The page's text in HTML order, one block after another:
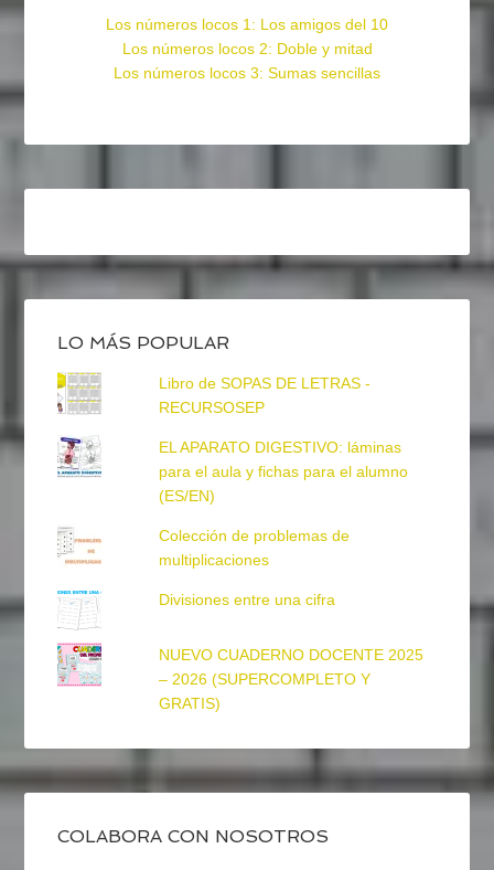
Los números locos 1: Los amigos del 10
Los números locos 2: Doble y mitad
Los números locos 3: Sumas sencillas
LO MÁS POPULAR
Libro de SOPAS DE LETRAS -
RECURSOSEP
EL APARATO DIGESTIVO: láminas
para el aula y fichas para el alumno
(ES/EN)
Colección de problemas de
multiplicaciones
Divisiones entre una cifra
NUEVO CUADERNO DOCENTE 2025
– 2026 (SUPERCOMPLETO Y
GRATIS)
COLABORA CON NOSOTROS